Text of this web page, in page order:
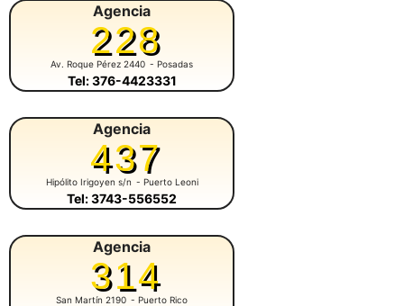
Agencia
228
Av. Roque Pérez 2440 - Posadas
Tel: 376-4423331
Agencia
437
Hipólito Irigoyen s/n - Puerto Leoni
Tel: 3743-556552
Agencia
314
San Martín 2190 - Puerto Rico